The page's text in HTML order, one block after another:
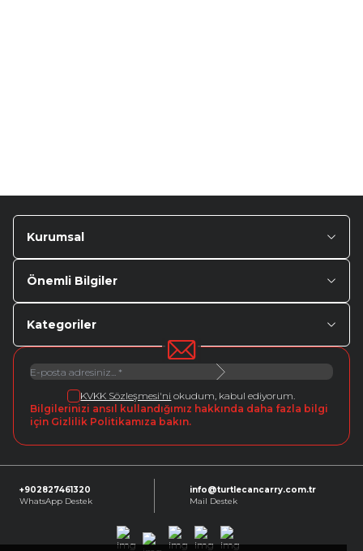
Kurumsal
Önemli Bilgiler
Kategoriler
KVKK Sözleşmesi'ni okudum, kabul ediyorum.
Bilgilerinizi ansıl kullandığımız hakkında daha fazla bilgi
için Gizlilik Politikamıza bakın.
+902827461320
WhatsApp Destek
info@turtlecancarry.com.tr
Mail Destek